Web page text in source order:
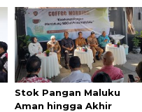
Stok Pangan Maluku
Aman hingga Akhir